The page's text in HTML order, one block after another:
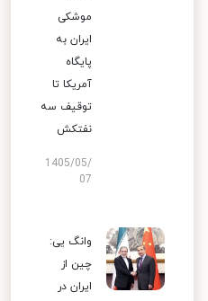
موشکی
ایران به
پایگاه
آمریکا تا
توقیف سه
نفتکش
1405/05/
07
وانگ یی:
چین از
ایران در